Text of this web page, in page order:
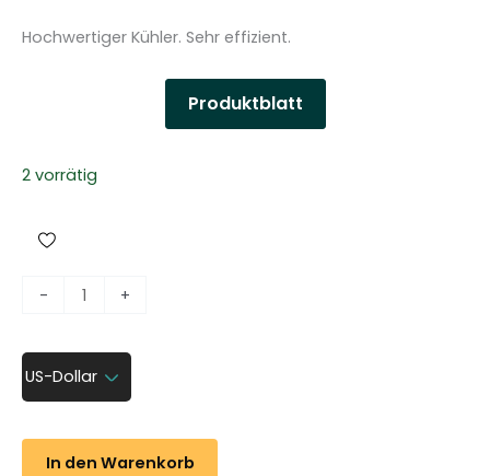
Hochwertiger Kühler. Sehr effizient.
Produktblatt
2 vorrätig
-
h
k
h
+
US-Dollar
In den Warenkorb